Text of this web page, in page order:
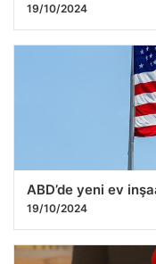
19/10/2024
ABD’de yeni ev
19/10/2024